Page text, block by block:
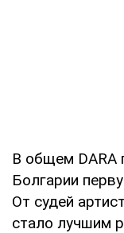
В общем DARA
Болгарии
От судей
стало лучшим